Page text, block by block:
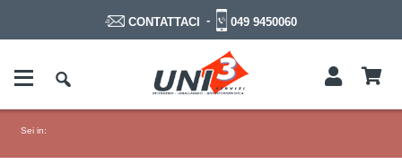
CONTATTACI - 049 9450060
Sei in: